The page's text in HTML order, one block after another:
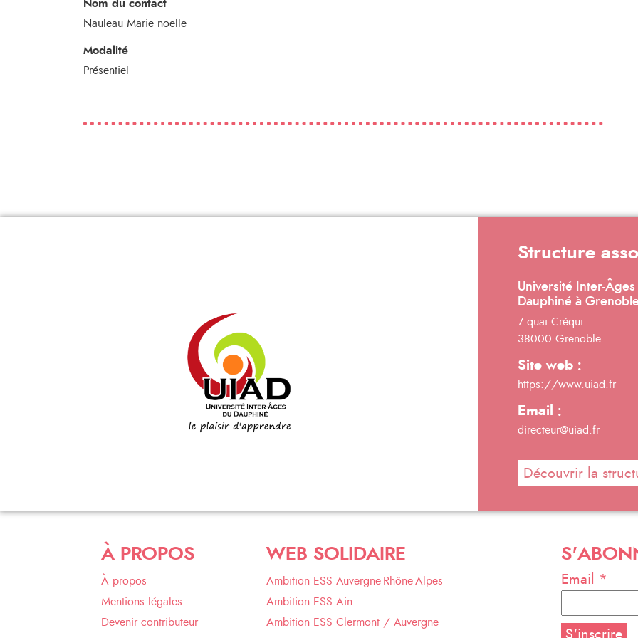
Nom du contact
Nauleau Marie noelle
Modalité
Présentiel
Structure
Université Inter-Âges
Dauphiné à Grenoble
7 quai Créqui
38000 Grenoble
Site web :
https://www.uiad.fr
Email :
directeur@uiad.fr
Découvrir la
À PROPOS
À propos
Mentions légales
Devenir contributeur
WEB SOLIDAIRE
Ambition ESS Auvergne-Rhône-Alpes
Ambition ESS Ain
Ambition ESS Clermont / Auvergne
Email *